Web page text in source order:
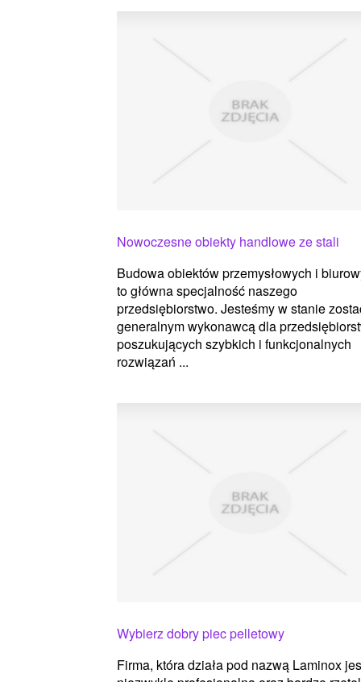
Nowoczesne obiekty handlowe ze stali
Budowa obiektów przemysłowych i
to główna specjalność naszego
przedsiębiorstwo. Jesteśmy w stanie
generalnym wykonawcą dla
poszukujących szybkich i funkcjonalnych
rozwiązań ...
Wybierz dobry piec pelletowy
Firma, która działa pod nazwą Laminox